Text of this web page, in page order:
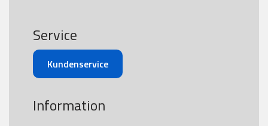
Service
Kundenservice
Information